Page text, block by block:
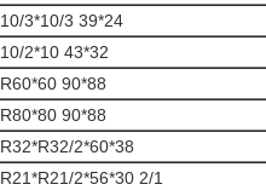
10/3*10/3 39*24
10/2*10 43*32
R60*60 90*88
R80*80 90*88
R32*R32/2*60*38
R21*R21/2*56*30 2/1